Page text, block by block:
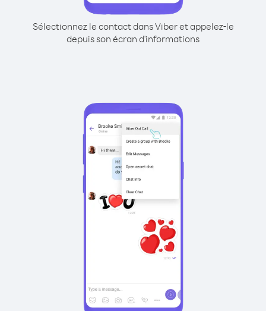
Sélectionnez le contact dans Viber et appelez-le
depuis son écran d'informations